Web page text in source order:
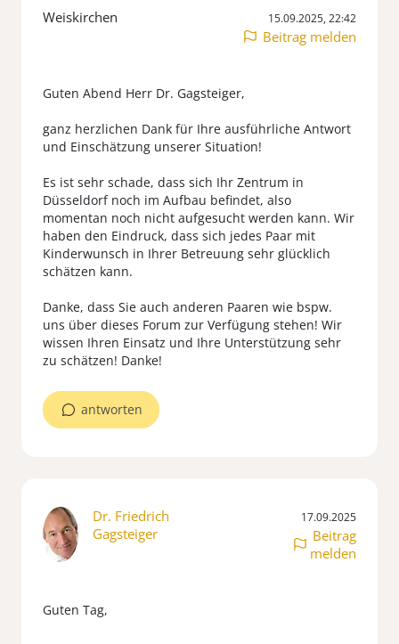
Weiskirchen 15.09.2025, 22:42
Beitrag melden
Guten Abend Herr Dr. Gagsteiger,
ganz herzlichen Dank für Ihre ausführliche Antwort
und Einschätzung unserer Situation!
Es ist sehr schade, dass sich Ihr Zentrum in
Düsseldorf noch im Aufbau befindet, also
momentan noch nicht aufgesucht werden kann. Wir
haben den Eindruck, dass sich jedes Paar mit
Kinderwunsch in Ihrer Betreuung sehr glücklich
schätzen kann.
Danke, dass Sie auch anderen Paaren wie bspw.
uns über dieses Forum zur Verfügung stehen! Wir
wissen Ihren Einsatz und Ihre Unterstützung sehr
antworten
Dr. Friedrich
Gagsteiger
17.09.2025
Beitrag
melden
Guten Tag,